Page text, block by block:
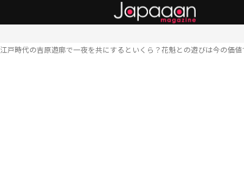
江戸時代の吉原遊廓で一夜を共にするといくら？花魁との遊びは今の価値